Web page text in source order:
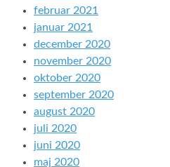
februar 2021
januar 2021
december 2020
november 2020
oktober 2020
september 2020
august 2020
juli 2020
juni 2020
maj 2020